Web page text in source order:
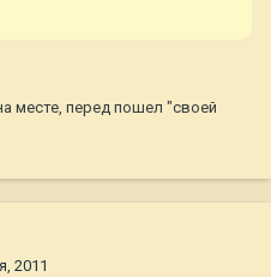
месте, перед пошел "своей
2011